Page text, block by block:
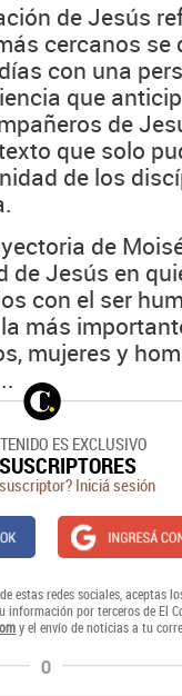
de Jesús
cercanos se
con una
que
de
que solo
de los
de
de Jesús en
con el ser
más
mujeres y
ES EXCLUSIVO
Iniciá sesión
estas redes sociales, aceptas
por terceros de El
y el envío de noticias a tu
O